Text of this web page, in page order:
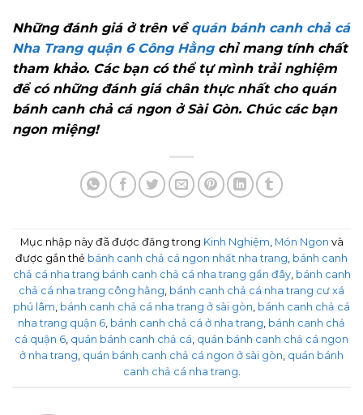
Những đánh giá ở trên vềquán bánh canh chả cá
Nha Trang quận 6 Công Hằngchỉ mang tính chất
tham khảo. Các bạn có thể tự mình trải nghiệm
để có những đánh giá chân thực nhất cho quán
bánh canh chả cá ngon ở Sài Gòn. Chúc các bạn
ngon miệng!
Mục nhập này đã được đăng trong Kinh Nghiệm Món Ngon và
được gắn thẻ bánh canh chả cá ngon nhất nha trang bánh canh
chả cá nha trang bánh canh chả cá nha trang gần đây, bánh canh
chả cá nha trang công hằng bánh canh chả cá nha trang cư xá
phú lâm bánh canh chả cá nha trang ở sài gòn bánh canh chả cá
nha trang quận 6 bánh canh chả cá ở nha trang bánh canh chả
cá quận 6 quán bánh canh chả cá quán bánh canh chả cá ngon
ở nha trang quán bánh canh chả cá ngon ở sài gòn quán bánh
canh chả cá nha trang